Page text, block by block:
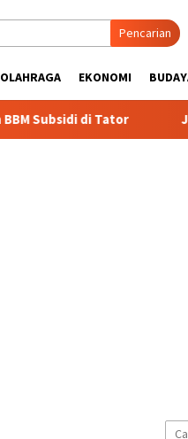
Pencarian
OLAHRAGA EKONOMI
Jelang HUT RI Ke-81
Cari